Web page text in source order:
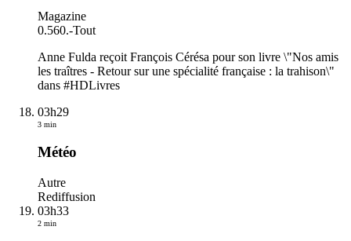
Magazine
0.560.-Tout
Anne Fulda reçoit François Cérésa pour son livre \"Nos amis
les traîtres - Retour sur une spécialité française : la trahison\"
dans #HDLivres
03h29
3 min
Météo
Autre
Rediffusion
03h33
2 min